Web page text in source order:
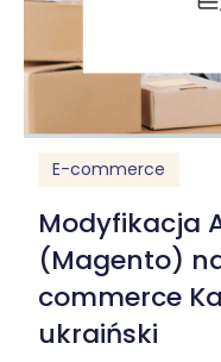
E-commerce
Modyfikacja
(Magento)
commerce
ukraiński